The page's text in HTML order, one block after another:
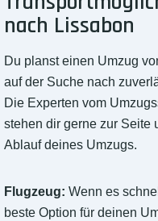
nach Lissabon
Du planst einen Umzug
auf der Suche nach
Die Experten vom
stehen dir gerne zur Seite
Ablauf deines Umzugs.
Flugzeug: Wenn es
beste Option für deinen